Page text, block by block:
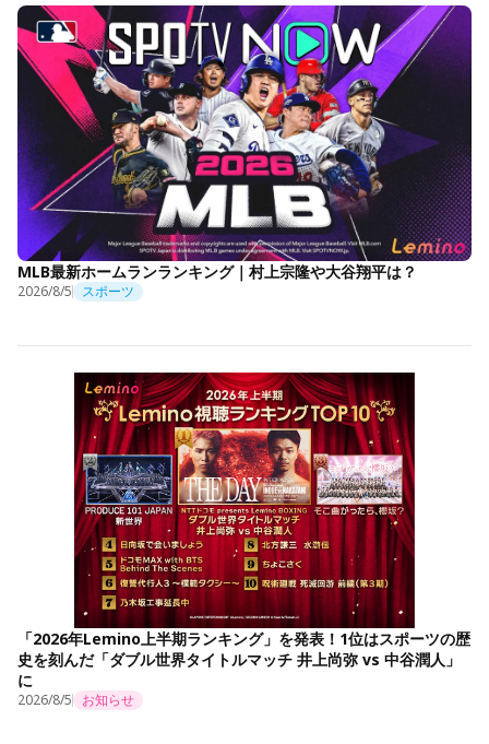
MLB最新ホームランランキング｜村上宗隆や大谷翔平は？
2026/8/5 スポーツ
「2026年Lemino上半期ランキング」を発表！1位はスポーツの歴
史を刻んだ「ダブル世界タイトルマッチ 井上尚弥 vs 中谷潤人」
に
2026/8/5 お知らせ